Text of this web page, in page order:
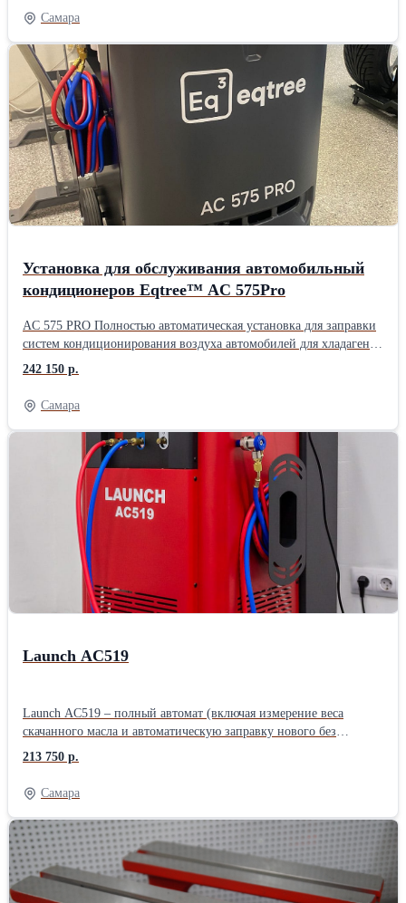
транспортных средств. Объединяет функции безразборной
промывки и диагностики, регенерации хладагента, заправки и
вакуумирования. Точный контроль всех жидкостей по весу,
объёмный внутренний бак 22 кг, сенсорное управление на
современном промышленном экране. Подходит для бензиновых,
дизельных автомобилей, электромобилей (BEV) и гибридных
транспортных средств. Поддержка дистанционного управления
через диагностический планшет. Поддержка заправки PAG/POE
масла и УФ-индикаторной жидкости. Новая патентованная
конструкция установки и уникальный модуль сепарации масла и
газа обеспечивают более эффективные и стабильные рабочие
качества.
Самара
Установка для обслуживания автомобильный
кондиционеров Eqtree™ AC 575Pro
AC 575 PRO Полностью автоматическая установка для заправки
систем кондиционирования воздуха автомобилей для хладагента
R134a. Удобное и понятное русифицированное меню. 7-ти
дюймовый сенсорный дисплей. Встроенный принтер. Большие
(Offraod) задние колеса. Ресурс фильтра на 100 кг. Функция
промывки контура кондиционера. Работы с гибридными
автомобилями. Автоматические функции: Откачка и
рециркуляция хладагента; Отделение отработанного масла;
Программируемый вакуум; Тест системы на утечки;
Автоматическая подача масла; Заполнение системы.
242 150 р.
Самара
Launch AC519
Launch AC519 – полный автомат (включая измерение веса
скачанного масла и автоматическую заправку нового без
необходимости ручного подтверждения). Без ручных вентилей.
Подходит для работы с легковым, грузовым транспортом, а так
же спец.техники. - Простое и понятное меню на большом ЖК-
дисплее. Удобное отображение количества фреона и масла в
установке. - Автоматическая заправка нового масла по весу
откачанного масла (без необходимости ручного ввода). - Ёмкость
старого масла увеличенного объема. - Информативные и легко
читаемые маслозаполненные манометры (включая манометр
давления во внутреннем баллоне). - Принтер в комплекте. -
213 750 р.
Самара